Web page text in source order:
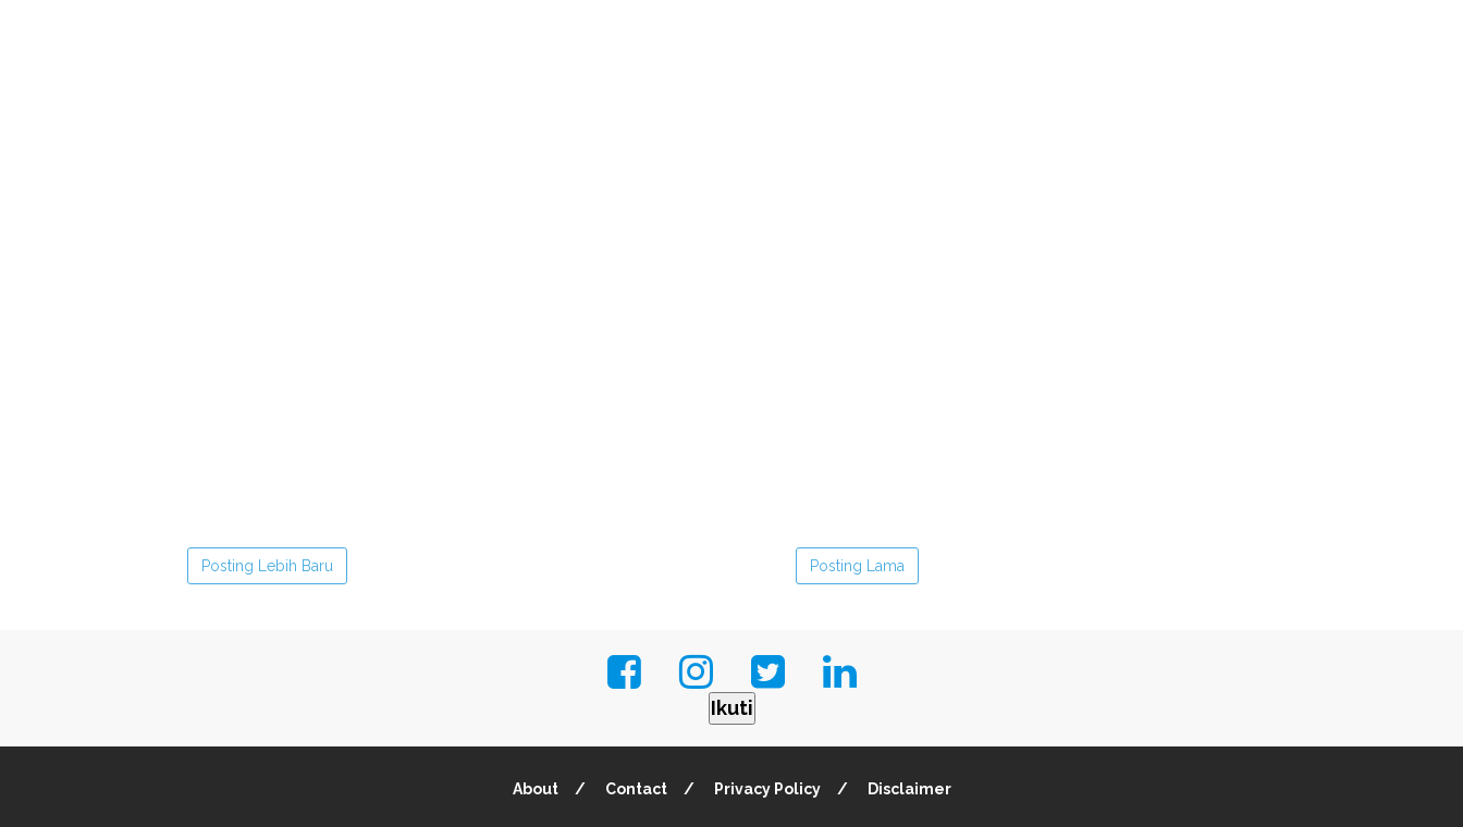
Posting Lebih Baru Posting Lama
Ikuti
About Contact Privacy Policy Disclaimer